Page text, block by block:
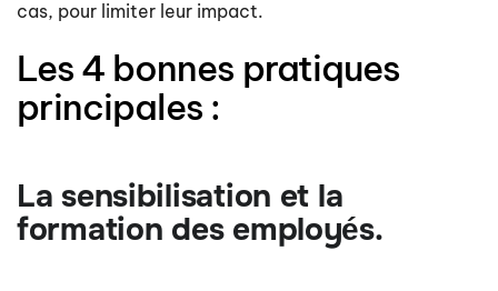
cas, pour limiter leur impact.
Les 4 bonnes pratiques
principales :
La sensibilisation et la
formation des employés.